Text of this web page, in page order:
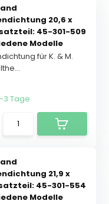
20,6 x
45-301-509
Modelle
für K. & M.
3 Tage
21,9 x
45-301-554
Modelle